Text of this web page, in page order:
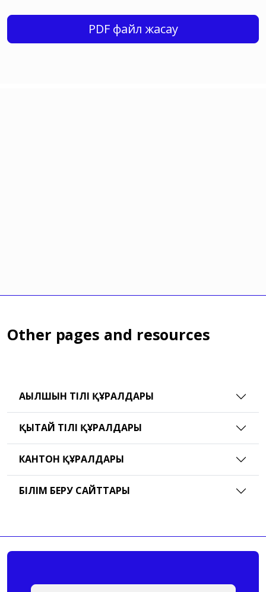
PDF файл жасау
Other pages and resources
АҒЫЛШЫН ТІЛІ ҚҰРАЛДАРЫ
ҚЫТАЙ ТІЛІ ҚҰРАЛДАРЫ
КАНТОН ҚҰРАЛДАРЫ
БІЛІМ БЕРУ САЙТТАРЫ